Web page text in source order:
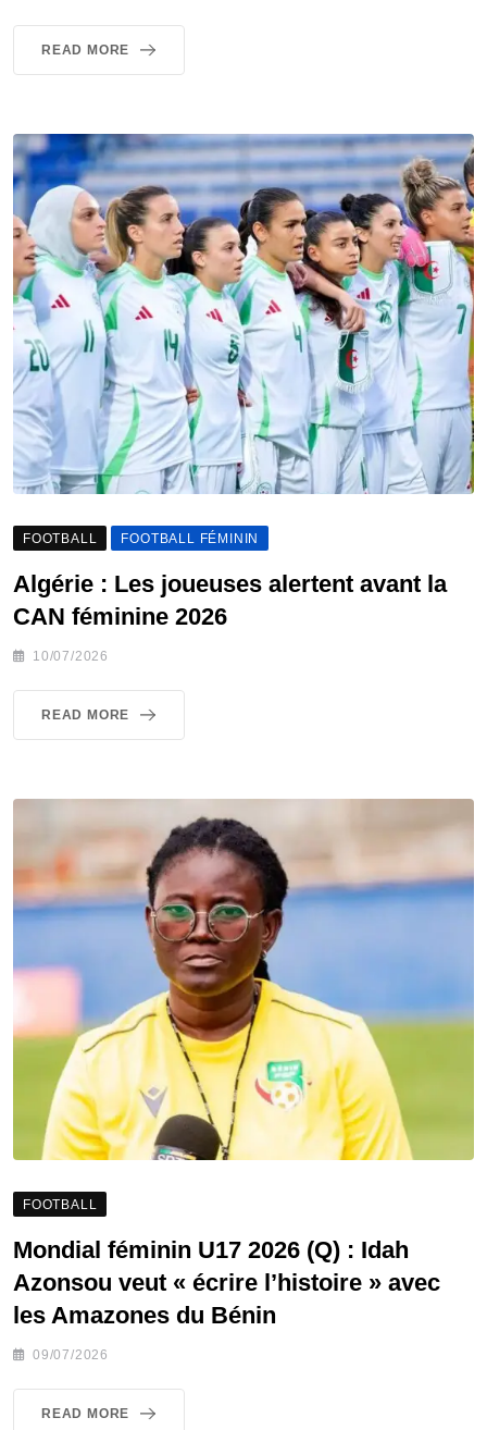
READ MORE
FOOTBALL FOOTBALL FÉMININ
Algérie : Les joueuses alertent avant la
CAN féminine 2026
10/07/2026
READ MORE
FOOTBALL
Mondial féminin U17 2026 (Q) : Idah
Azonsou veut « écrire l’histoire » avec
les Amazones du Bénin
09/07/2026
READ MORE